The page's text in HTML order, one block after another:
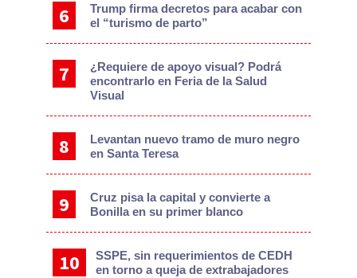
Trump firma decretos para acabar con
el “turismo de parto”
¿Requiere de apoyo visual? Podrá
encontrarlo en Feria de la Salud
Visual
Levantan nuevo tramo de muro negro
en Santa Teresa
Cruz pisa la capital y convierte a
Bonilla en su primer blanco
SSPE, sin requerimientos de CEDH
en torno a queja de extrabajadores